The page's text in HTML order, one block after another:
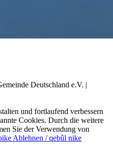
Deutschland e.V. |
und fortlaufend verbessern
Cookies. Durch die weitere
Sie der Verwendung von
Ablehnen / qebûl nike